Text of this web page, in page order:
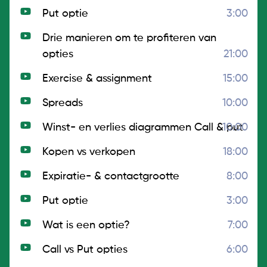
Put optie 3:00
Drie manieren om te profiteren van
opties
21:00
Exercise & assignment 15:00
Spreads 10:00
Winst- en verlies diagrammen Call & put
10:00
Kopen vs verkopen 18:00
Expiratie- & contactgrootte 8:00
Put optie 3:00
Wat is een optie? 7:00
Call vs Put opties 6:00